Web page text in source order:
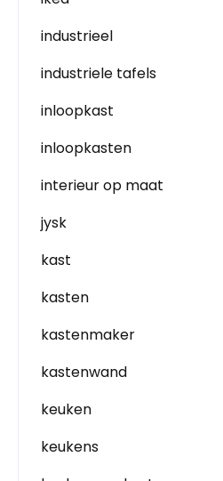
industrieel
industriele tafels
inloopkast
inloopkasten
interieur op maat
jysk
kast
kasten
kastenmaker
kastenwand
keuken
keukens